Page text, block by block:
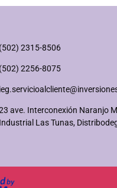
(502) 2315-8506
(502) 2256-8075
ave. Interconexión Naranjo
Industrial Las Tunas,